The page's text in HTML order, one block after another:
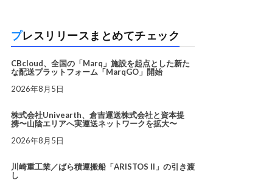
プレスリリースまとめてチェック
CBcloud、全国の「Marq」施設を起点とした新た
な配送プラットフォーム「MarqGO」開始
2026年8月5日
株式会社Univearth、倉吉運送株式会社と資本提
携〜山陰エリアへ実運送ネットワークを拡大〜
2026年8月5日
川崎重工業／ばら積運搬船「ARISTOS II」の引き渡
し